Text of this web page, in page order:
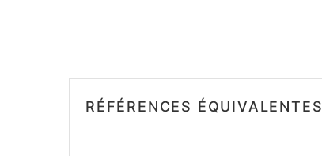
RÉFÉRENCES ÉQUIVALENTES